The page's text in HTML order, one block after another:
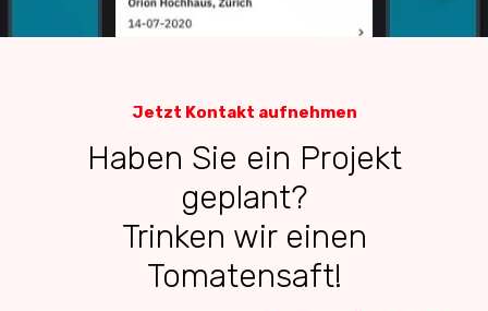
Jetzt Kontakt aufnehmen
Haben Sie ein Projekt
geplant?
Trinken wir einen
Tomatensaft!